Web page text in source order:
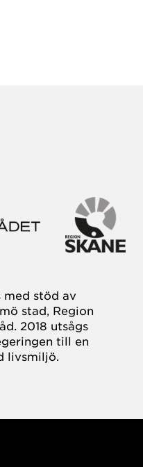
med stöd av
stad, Region
2018 utsågs
till en
livsmiljö.